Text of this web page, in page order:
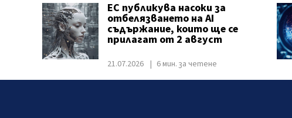
ЕС публикува насоки за
отбелязването на AI
съдържание, които ще се
прилагат от 2 август
21.07.2026 6 мин. за четене